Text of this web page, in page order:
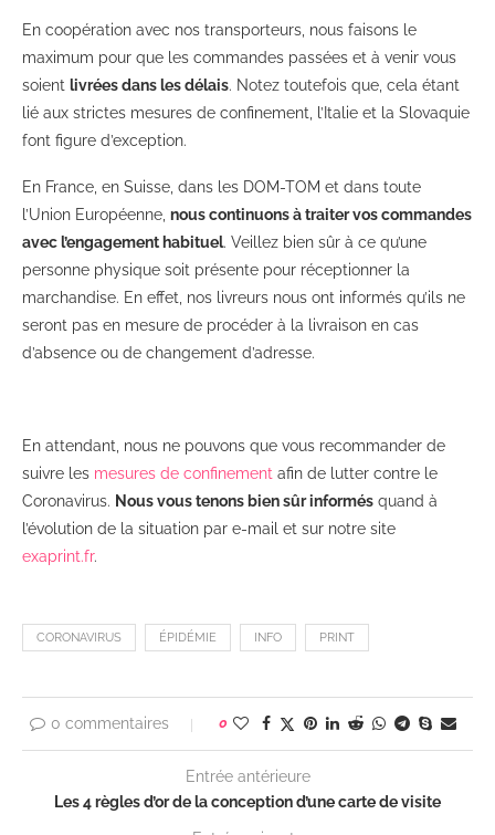
En coopération avec nos transporteurs, nous faisons le
maximum pour que les commandes passées et à venir vous
soient livrées dans les délais. Notez toutefois que, cela étant
lié aux strictes mesures de confinement, l’Italie et la Slovaquie
font figure d’exception.
En France, en Suisse, dans les DOM-TOM et dans toute
l’Union Européenne, nous continuons à traiter vos commandes
avec l’engagement habituel. Veillez bien sûr à ce qu’une
personne physique soit présente pour réceptionner la
marchandise. En effet, nos livreurs nous ont informés qu’ils ne
seront pas en mesure de procéder à la livraison en cas
d’absence ou de changement d’adresse.
En attendant, nous ne pouvons que vous recommander de
suivre les mesures de confinement afin de lutter contre le
Coronavirus. Nous vous tenons bien sûr informés quand à
l’évolution de la situation par e-mail et sur notre site
exaprint.fr.
CORONAVIRUS ÉPIDÉMIE INFO PRINT
0 commentaires 0
Entrée antérieure
Les 4 règles d’or de la conception d’une carte de visite